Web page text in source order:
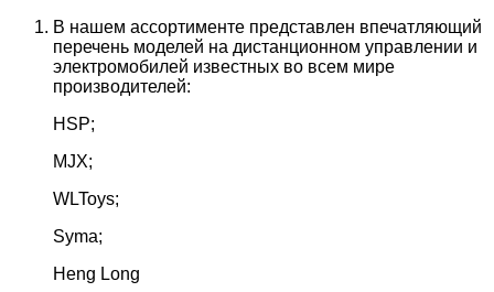
В нашем ассортименте представлен впечатляющий
перечень моделей на дистанционном управлении и
электромобилей известных во всем мире
производителей:
HSP;
MJX;
WLToys;
Syma;
Heng Long